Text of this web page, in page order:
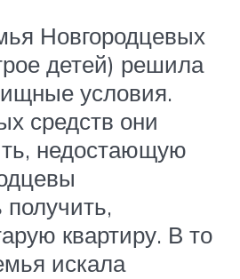
Новгородцевых
детей) решила
условия.
средств они
недостающую
квартиру. В то
искала